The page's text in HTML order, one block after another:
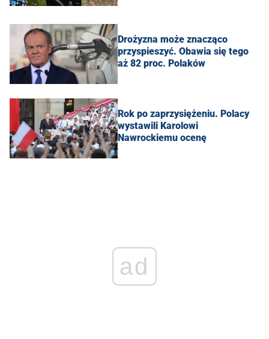
Drożyzna może znacząco
przyspieszyć. Obawia się tego
aż 82 proc. Polaków
Rok po zaprzysiężeniu. Polacy
wystawili Karolowi
Nawrockiemu ocenę
ad